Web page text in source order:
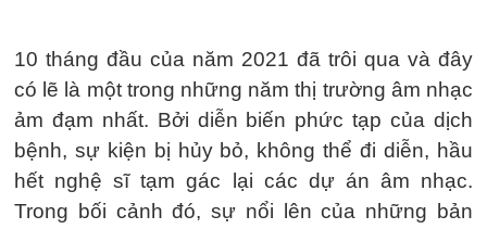
10 tháng đầu của năm 2021 đã trôi qua và đây
có lẽ là một trong những năm thị trường âm nhạc
ảm đạm nhất. Bởi diễn biến phức tạp của dịch
bệnh, sự kiện bị hủy bỏ, không thể đi diễn, hầu
hết nghệ sĩ tạm gác lại các dự án âm nhạc.
Trong bối cảnh đó, sự nổi lên của những bản